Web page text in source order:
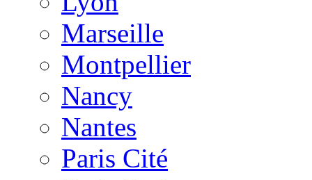
Marseille
Montpellier
Nancy
Nantes
Paris Cité